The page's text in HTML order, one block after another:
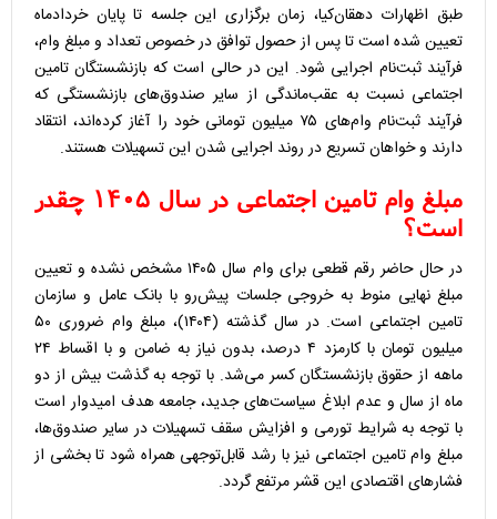
طبق اظهارات دهقان‌کیا، زمان برگزاری این جلسه تا پایان خردادماه
تعیین شده است تا پس از حصول توافق در خصوص تعداد و مبلغ وام،
فرآیند ثبت‌نام اجرایی شود. این در حالی است که بازنشستگان تامین
اجتماعی نسبت به عقب‌ماندگی از سایر صندوق‌های بازنشستگی که
فرآیند ثبت‌نام وام‌های ۷۵ میلیون تومانی خود را آغاز کرده‌اند، انتقاد
دارند و خواهان تسریع در روند اجرایی شدن این تسهیلات هستند.
مبلغ وام تامین اجتماعی در سال ۱۴۰۵ چقدر
است؟
در حال حاضر رقم قطعی برای وام سال ۱۴۰۵ مشخص نشده و تعیین
مبلغ نهایی منوط به خروجی جلسات پیش‌رو با بانک عامل و سازمان
تامین اجتماعی است. در سال گذشته (۱۴۰۴)، مبلغ وام ضروری ۵۰
میلیون تومان با کارمزد ۴ درصد، بدون نیاز به ضامن و با اقساط ۲۴
ماهه از حقوق بازنشستگان کسر می‌شد. با توجه به گذشت بیش از دو
ماه از سال و عدم ابلاغ سیاست‌های جدید، جامعه هدف امیدوار است
با توجه به شرایط تورمی و افزایش سقف تسهیلات در سایر صندوق‌ها،
مبلغ وام تامین اجتماعی نیز با رشد قابل‌توجهی همراه شود تا بخشی از
فشارهای اقتصادی این قشر مرتفع گردد.